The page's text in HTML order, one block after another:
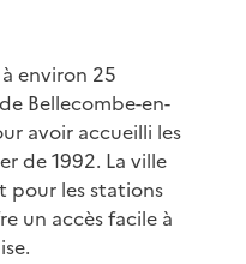
environ 25
Bellecombe-en-
avoir accueilli les
de 1992. La ville
pour les stations
un accès facile à